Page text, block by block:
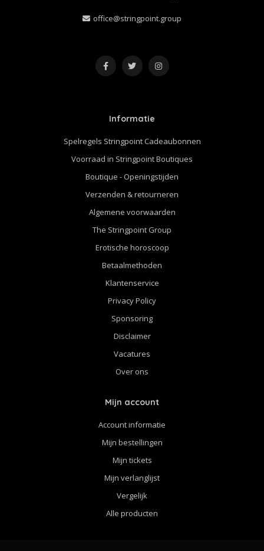
office@stringpoint.group
Informatie
Spelregels Stringpoint Cadeaubonnen
Voorraad in Stringpoint Boutiques
Boutique - Openingstijden
Verzenden & retourneren
Algemene voorwaarden
The Stringpoint Group
Erotische horoscoop
Betaalmethoden
Klantenservice
Privacy Policy
Sponsoring
Disclaimer
Vacatures
Over ons
Mijn account
Account informatie
Mijn bestellingen
Mijn tickets
Mijn verlanglijst
Vergelijk
Alle producten